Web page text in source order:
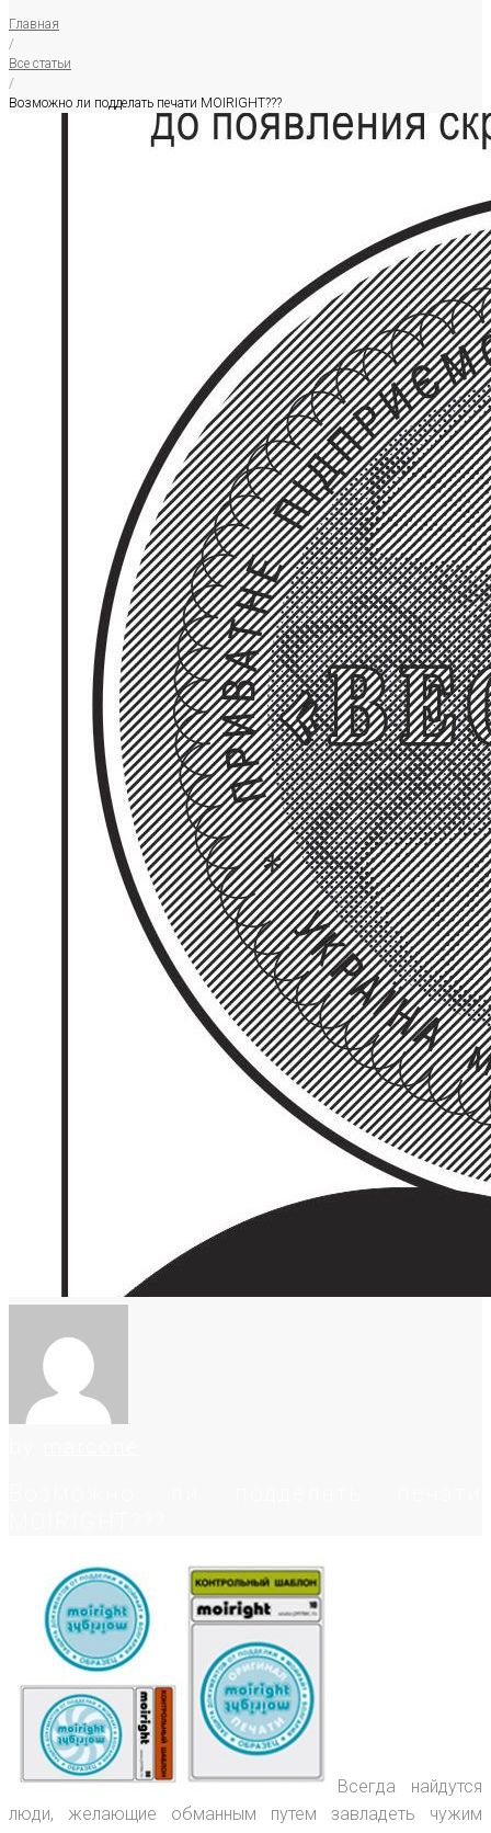
Главная
/
Все статьи
/
Возможно ли подделать печати MOIRIGHT???
Всегда найдутся
люди, желающие обманным путем завладеть чужим